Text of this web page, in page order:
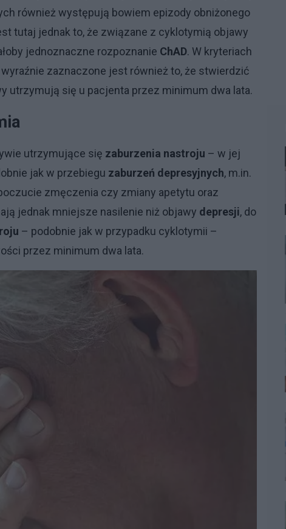
również występują bowiem epizody obniżonego
tutaj jednak to, że związane z cyklotymią objawy
jednoznaczne rozpoznanie ChAD. W kryteriach
zaznaczone jest również to, że stwierdzić
utrzymują się u pacjenta przez minimum dwa lata.
utrzymujące się zaburzenia nastroju – w jej
jak w przebiegu zaburzeń depresyjnych, m.in.
zmęczenia czy zmiany apetytu oraz
jednak mniejsze nasilenie niż objawy depresji, do
– podobnie jak w przypadku cyklotymii –
przez minimum dwa lata.